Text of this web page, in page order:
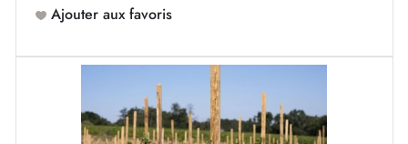
Ajouter aux favoris